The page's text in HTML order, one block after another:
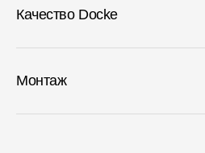
Качество Docke
Монтаж